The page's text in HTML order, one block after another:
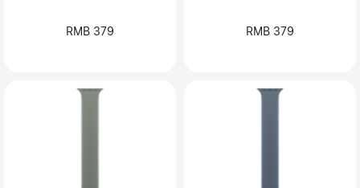
RMB 379 RMB 379